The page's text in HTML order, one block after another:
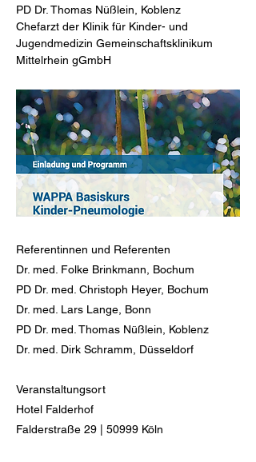
PD Dr. Thomas Nüßlein, Koblenz
Chefarzt der Klinik für Kinder- und
Jugendmedizin Gemeinschaftsklinikum
Mittelrhein gGmbH
Referentinnen und Referenten
Dr. med. Folke Brinkmann, Bochum
PD Dr. med. Christoph Heyer, Bochum
Dr. med. Lars Lange, Bonn
PD Dr. med. Thomas Nüßlein, Koblenz
Dr. med. Dirk Schramm, Düsseldorf
Veranstaltungsort
Hotel Falderhof
Falderstraße 29 | 50999 Köln